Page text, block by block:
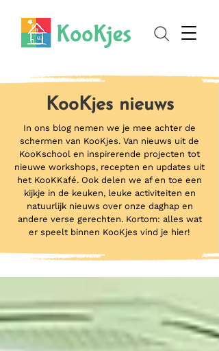
KooKjes nieuws
In ons blog nemen we je mee achter de
schermen van KooKjes. Van nieuws uit de
KooKschool en inspirerende projecten tot
nieuwe workshops, recepten en updates uit
het KooKKafé. Ook delen we af en toe een
kijkje in de keuken, leuke activiteiten en
natuurlijk nieuws over onze daghap en
andere verse gerechten. Kortom: alles wat
er speelt binnen KooKjes vind je hier!